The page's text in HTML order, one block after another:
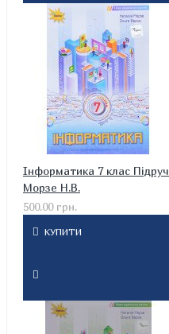
Інформатика 7 клас
Морзе Н.В.
500.00 грн.
КУПИТИ